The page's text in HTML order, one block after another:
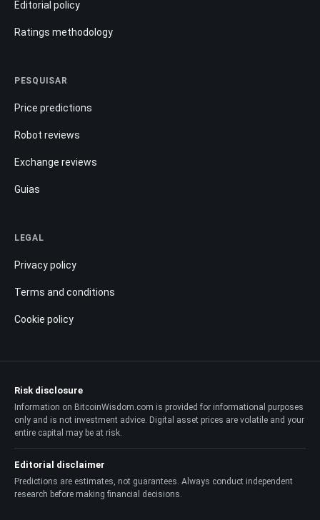
Editorial policy
Ratings methodology
PESQUISAR
Price predictions
Robot reviews
Exchange reviews
Guias
LEGAL
Privacy policy
Terms and conditions
Cookie policy
Risk disclosure
Information on BitcoinWisdom.com is provided for informational purposes
only and is not investment advice. Digital asset prices are volatile and your
entire capital may be at risk.
Editorial disclaimer
Predictions are estimates, not guarantees. Always conduct independent
research before making financial decisions.